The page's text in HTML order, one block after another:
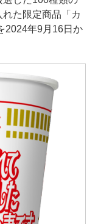
れた限定商品「カ
2024年9月16日か